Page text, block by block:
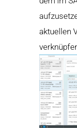
aktuellen